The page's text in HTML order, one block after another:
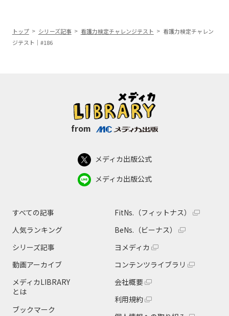
トップ シリーズ記事 看護力検定チャレンジテスト
看護力検定チャレン
ジテスト｜#186
from
メディカ出版公式
メディカ出版公式
すべての記事
人気ランキング
シリーズ記事
動画アーカイブ
メディカLIBRARY
とは
ブックマーク
FitNs.（フィットナス）
BeNs.（ビーナス）
ヨメディカ
コンテンツライブラリ
会社概要
利用規約